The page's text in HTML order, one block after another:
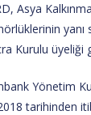
Asya
Kurulu üyeliği
Yönetim
tarihinden